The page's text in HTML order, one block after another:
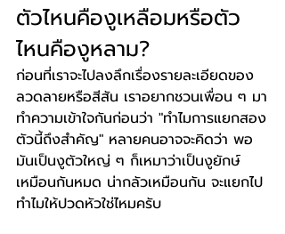
ตัวไหนคืองูเหลือมหรือตัว
ไหนคืองูหลาม?
ก่อนที่เราจะไปลงลึกเรื่องรายละเอียดของ
ลวดลายหรือสีสัน เราอยากชวนเพื่อน ๆ มา
ทำความเข้าใจกันก่อนว่า "ทำไมการแยกสอง
ตัวนี้ถึงสำคัญ" หลายคนอาจจะคิดว่า พอ
มันเป็นงูตัวใหญ่ ๆ ก็เหมาว่าเป็นงูยักษ์
เหมือนกันหมด น่ากลัวเหมือนกัน จะแยกไป
ทำไมให้ปวดหัวใช่ไหมครับ